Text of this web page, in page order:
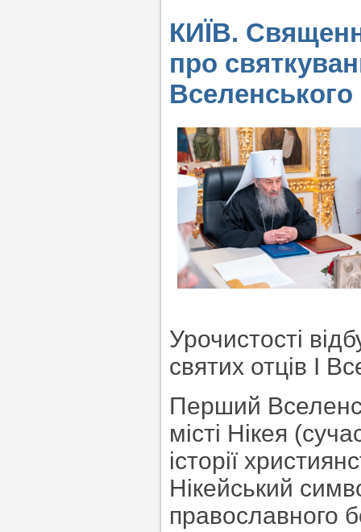
КИЇВ.
про
Урочистості
святих отців І
Перший
місті Нікея
історії
Нікейський
православного